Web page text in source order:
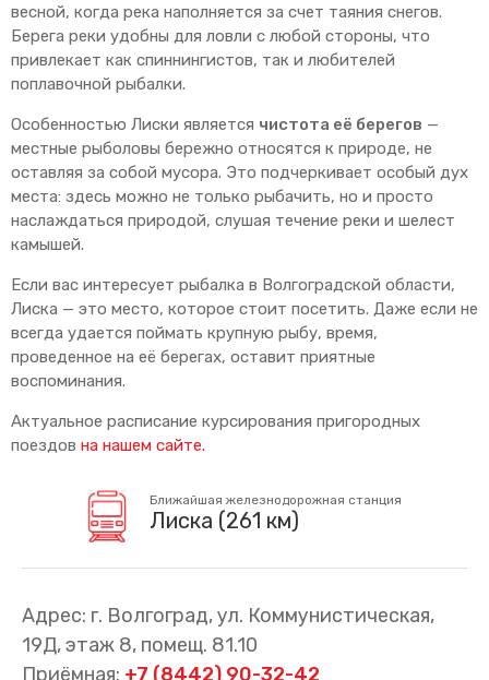
Абонементные билеты
Схема обращения
пригородных поездов
Правила проезда
Для маломобильных
пассажиров
весной, когда река наполняется за счет таяния снегов.
Берега реки удобны для ловли с любой стороны, что
привлекает как спиннингистов, так и любителей
поплавочной рыбалки.
Особенностью Лиски является чистота её берегов —
местные рыболовы бережно относятся к природе, не
оставляя за собой мусора. Это подчеркивает особый дух
места: здесь можно не только рыбачить, но и просто
наслаждаться природой, слушая течение реки и шелест
камышей.
Если вас интересует рыбалка в Волгоградской области,
Лиска — это место, которое стоит посетить. Даже если не
всегда удается поймать крупную рыбу, время,
проведенное на её берегах, оставит приятные
воспоминания.
Актуальное расписание курсирования пригородных
поездов на нашем сайте.
Ближайшая железнодорожная станция
Лиска (261 км)
Адрес: г. Волгоград, ул. Коммунистическая,
19Д, этаж 8, помещ. 81.10
Приёмная: +7 (8442) 90-32-42